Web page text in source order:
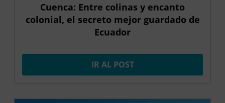
Cuenca: Entre colinas y encanto
colonial, el secreto mejor guardado de
Ecuador
IR AL POST